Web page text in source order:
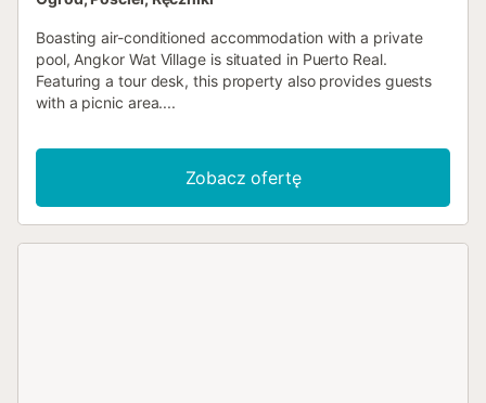
Boasting air-conditioned accommodation with a private
pool, Angkor Wat Village is situated in Puerto Real.
Featuring a tour desk, this property also provides guests
with a picnic area....
Zobacz ofertę